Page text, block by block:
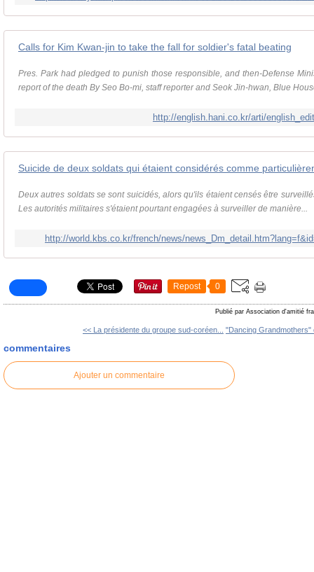
Calls for Kim Kwan-jin to take the fall for soldier's fatal beating
Pres. Park had pledged to punish those responsible, and then-Defense
report of the death By Seo Bo-mi, staff reporter and Seok Jin-hwan, Blue
http://english.hani.co.kr/arti/
Deux autres soldats se sont suicidés, alors qu'ils étaient censés être
Les autorités militaires s'étaient pourtant engagées à surveiller de manière...
http://world.kbs.co.kr/french/news/
Repost 0
Publié par Association d'amitié
<< La présidente du groupe sud-coréen... "Dancing Grandmothers"
commentaires
Ajouter un commentaire